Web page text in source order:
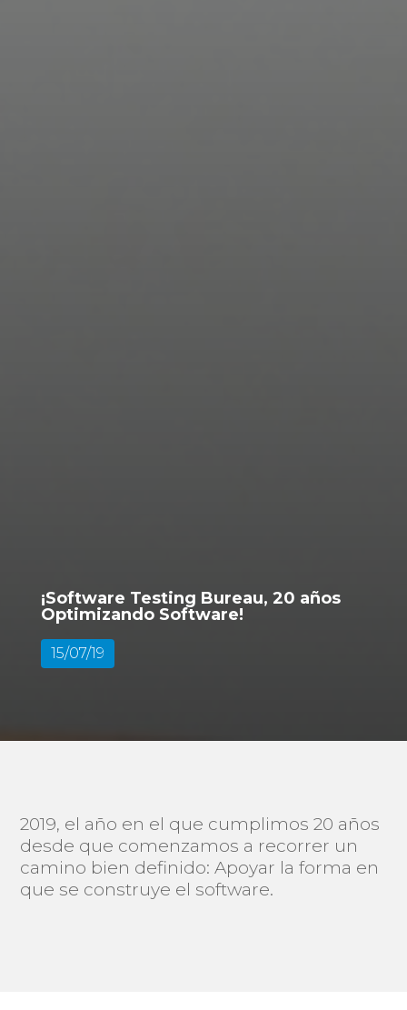
¡Software Testing Bureau, 20 años
Optimizando Software!
15/07/19
2019, el año en el que cumplimos 20 años
desde que comenzamos a recorrer un
camino bien definido: Apoyar la forma en
que se construye el software.